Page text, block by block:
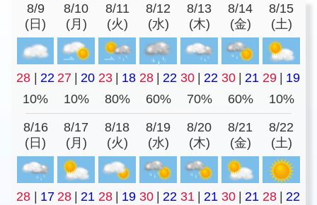
8/9
(日)
8/10
(月)
8/11
(火)
8/12
(水)
8/13
(木)
8/14
(金)
8/15
(土)
28 22 27 20 23 18 28 22 30 22 30 21 29
19
10%
10% 80% 60% 70% 60% 10%
8/16
(日)
8/17
(月)
8/18
(火)
8/19
(水)
8/20
(木)
8/21
(金)
8/22
(土)
28 17 28 21 28 19 30 22 31 21 30 21 28
22